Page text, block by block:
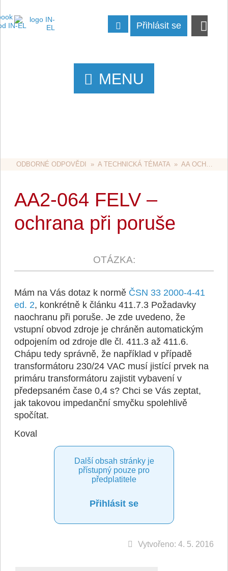
Přihlásit se
MENU
ODBORNÉ ODPOVĚDI
  »
A TECHNICKÁ TÉMATA
  »
AA OCHRANA PŘED DOTYKEM
AA2-064 FELV –
ochrana při poruše
Mám na Vás dotaz k normě ČSN 33 2000-4-41
ed. 2, konkrétně k článku 411.7.3 Požadavky
naochranu při poruše. Je zde uvedeno, že
vstupní obvod zdroje je chráněn automatickým
odpojením od zdroje dle čl. 411.3 až 411.6.
Chápu tedy správně, že například v případě
transformátoru 230/24 VAC musí jistící prvek na
primáru transformátoru zajistit vybavení v
předepsaném čase 0,4 s? Chci se Vás zeptat,
jak takovou impedanční smyčku spolehlivě
spočítat.
Koval
Další obsah stránky je
přístupný pouze pro
předplatitele
Přihlásit se
Vytvořeno: 4. 5. 2016